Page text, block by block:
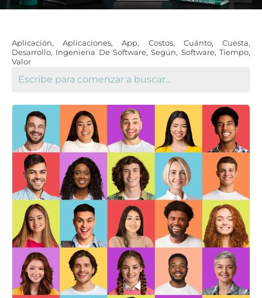
Aplicación,Aplicaciones,App, Costos, Cuánto,Cuesta,
Desarrollo, Ingenieria De Software,Según, Software,Tiempo,
Valor